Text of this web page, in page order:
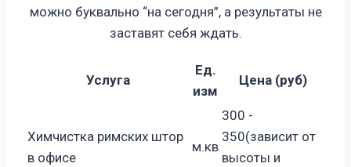
можно буквально “на сегодня”, а результаты не
заставят себя ждать.
Услуга
Ед.
изм
Цена (руб)
Химчистка римских штор
в офисе
м.кв
300 -
350(зависит от
высоты и